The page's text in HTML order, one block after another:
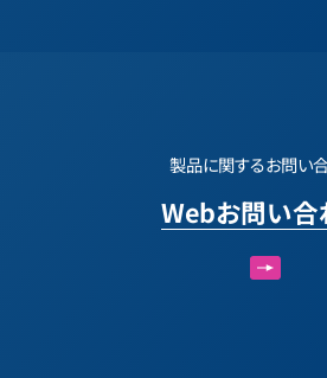
製品に関するお問い
Webお問い合